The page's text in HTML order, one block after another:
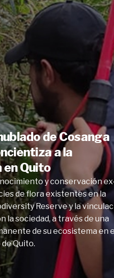
de Cosanga
a la
en Quito
y conservación
de flora existentes en la
Reserve y la
la sociedad, a través de una
de su ecosistema en
Quito.